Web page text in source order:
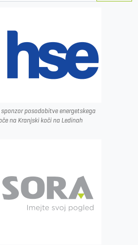
sponzor posodobitve energetskega
na Kranjski koči na Ledinah